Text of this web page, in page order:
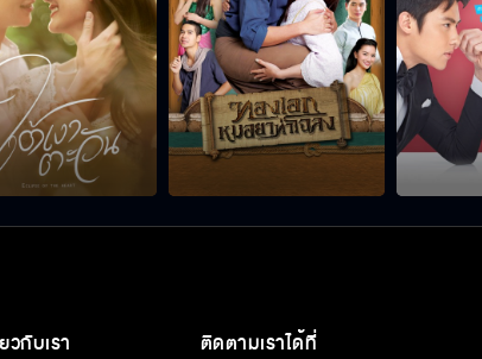
วกับเรา ติดตามเราได้ที่